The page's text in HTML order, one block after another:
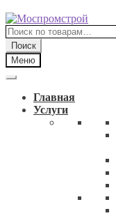
Перейти
к
навигации
Перейти
к
содержимому
Искать:
Поиск
Меню
Главная
Услуги